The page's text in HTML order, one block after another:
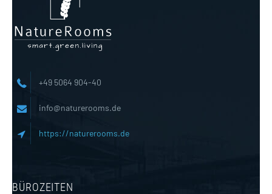
+49 5064 904-40
info@naturerooms.de
https://naturerooms.de
BÜROZEITEN